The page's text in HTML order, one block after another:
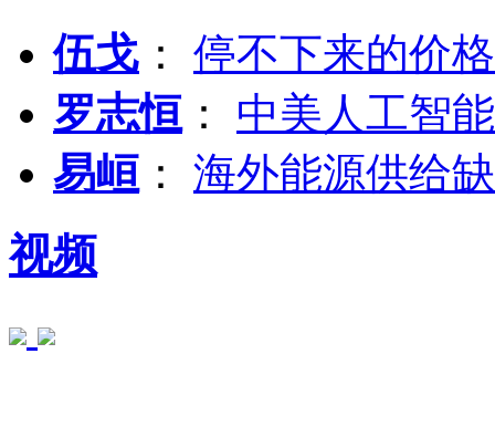
伍戈 ： 停不下来的价
罗志恒 ： 中美人工智
易峘 ： 海外能源供给
视频